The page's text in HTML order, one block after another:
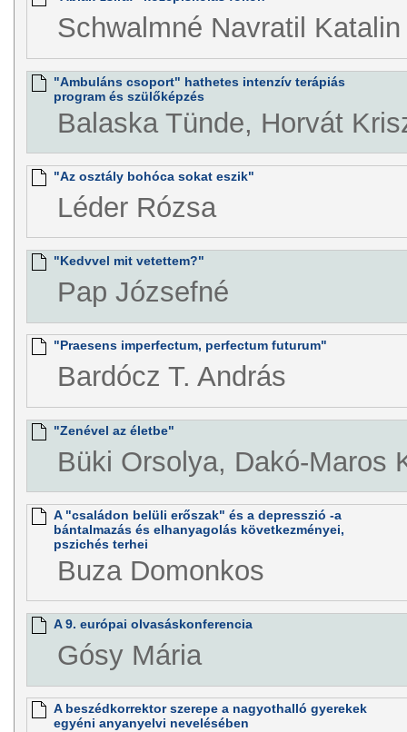
Schwalmné Navratil Katalin
"Ambuláns csoport" hathetes intenzív terápiás
program és szülőképzés
Balaska Tünde, Horvát
"Az osztály bohóca sokat eszik"
Léder Rózsa
"Kedvvel mit vetettem?"
Pap Józsefné
"Praesens imperfectum, perfectum futurum"
Bardócz T. András
"Zenével az életbe"
Büki Orsolya, Dakó-Maros
A "családon belüli erőszak" és a depresszió -a
bántalmazás és elhanyagolás következményei,
pszichés terhei
Buza Domonkos
A 9. európai olvasáskonferencia
Gósy Mária
A beszédkorrektor szerepe a nagyothalló gyerekek
egyéni anyanyelvi nevelésében